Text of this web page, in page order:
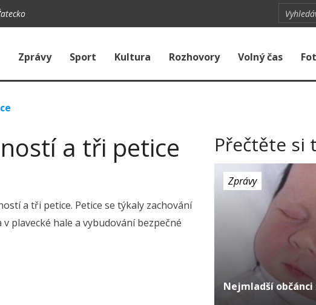
Zprávy Sport Kultura Rozhovory Volný čas
a tři petice
a tři petice. Petice se týkaly zachování
plavecké hale a vybudování bezpečné
Přečtěte si
Zprávy
Nejmladší občánci